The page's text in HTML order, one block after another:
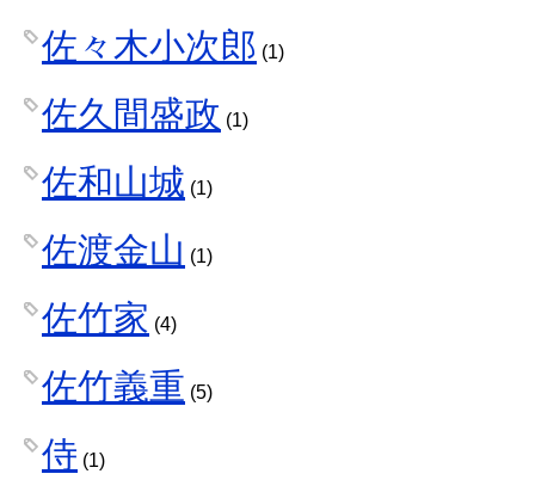
佐々木小次郎 (1)
佐久間盛政 (1)
佐和山城 (1)
佐渡金山 (1)
佐竹家 (4)
佐竹義重 (5)
侍 (1)